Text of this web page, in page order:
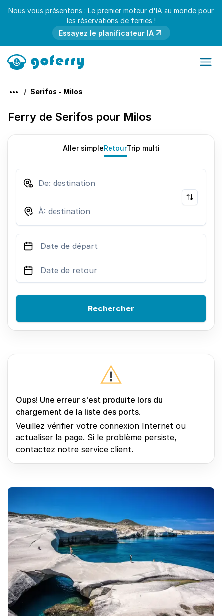
Nous vous présentons : Le premier moteur d'IA au monde pour
les réservations de ferries !
Essayez le planificateur IA
Serifos - Milos
Ferry de Serifos pour Milos
Aller simpleRetourTrip multi
Rechercher
Oups! Une erreur s'est produite lors du
chargement de la liste des ports.
Veuillez vérifier votre connexion Internet ou
actualiser la page. Si le problème persiste,
contactez notre service client.